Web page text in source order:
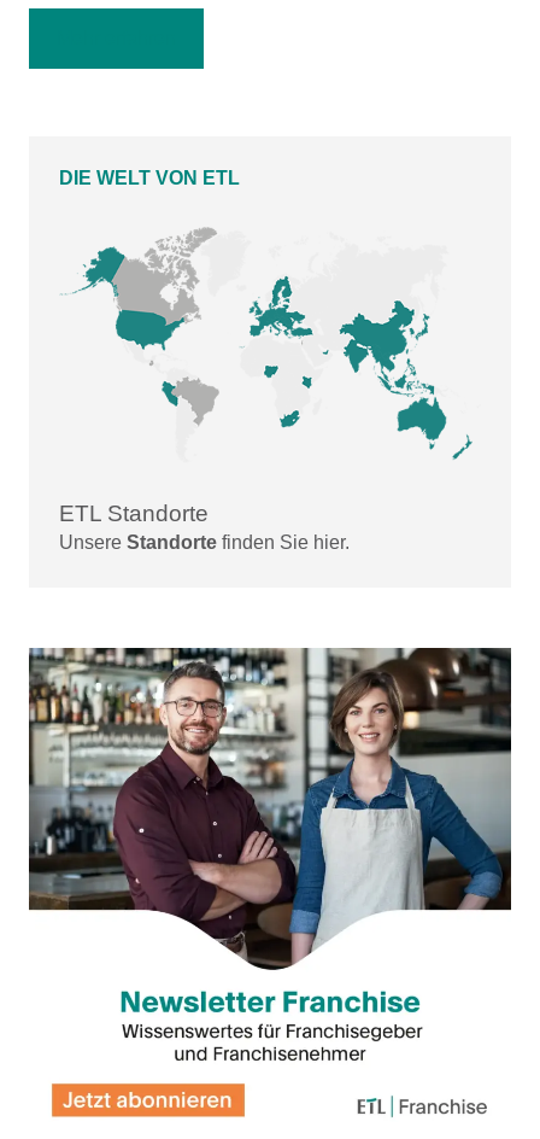
DIE WELT VON ETL
ETL Standorte
Unsere Standorte finden Sie hier.